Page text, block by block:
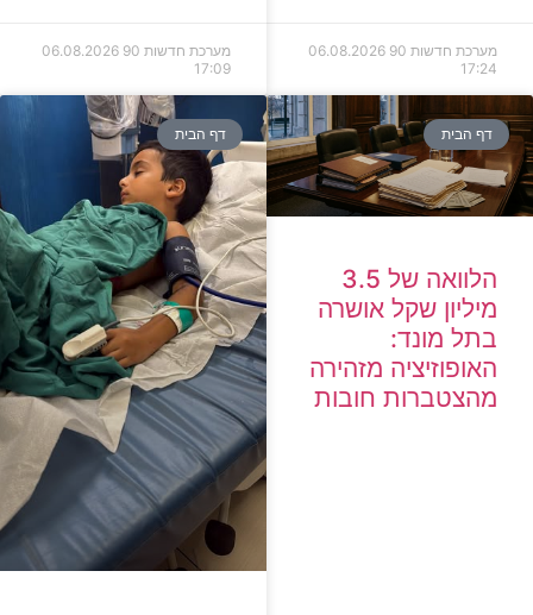
מערכת חדשות 90
06.08.2026
17:24
מערכת חדשות 90
06.08.2026
17:09
דף הבית
הלוואה של 3.5
מיליון שקל אושרה
בתל מונד:
האופוזיציה מזהירה
מהצטברות חובות
דף הבית